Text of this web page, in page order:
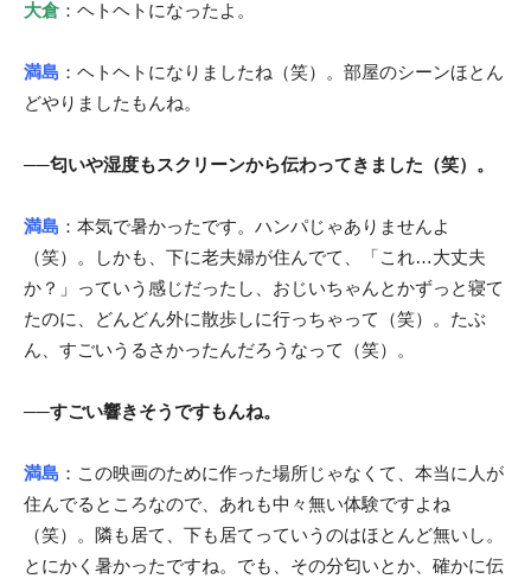
大倉：ヘトヘトになったよ。
満島 ：ヘトヘトになりましたね（笑）。部屋のシーンほとん
どやりましたもんね。
──匂いや湿度もスクリーンから伝わってきました（笑）。
満島 ：本気で暑かったです。ハンパじゃありませんよ
（笑）。しかも、下に老夫婦が住んでて、「これ…大丈夫
か？」っていう感じだったし、おじいちゃんとかずっと寝て
たのに、どんどん外に散歩しに行っちゃって（笑）。たぶ
ん、すごいうるさかったんだろうなって（笑）。
──すごい響きそうですもんね。
満島 ：この映画のために作った場所じゃなくて、本当に人が
住んでるところなので、あれも中々無い体験ですよね
（笑）。隣も居て、下も居てっていうのはほとんど無いし。
とにかく暑かったですね。でも、その分匂いとか、確かに伝